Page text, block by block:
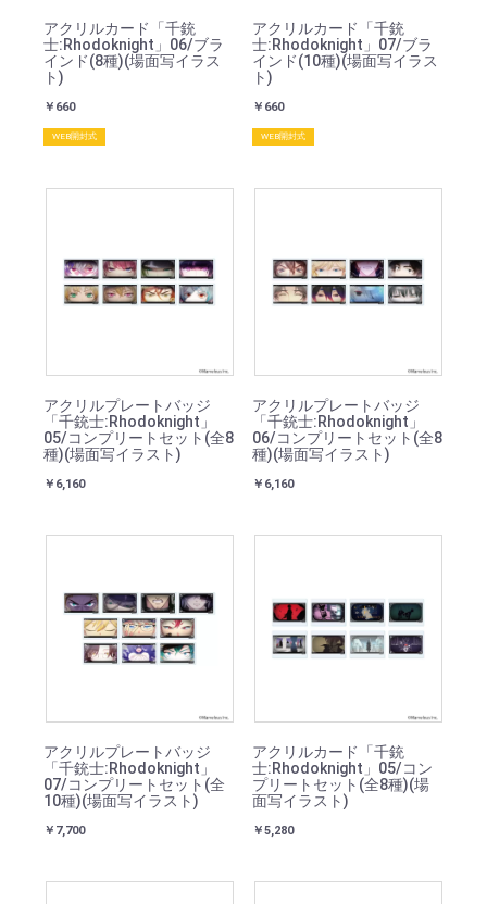
アクリルカード「千銃
士:Rhodoknight」06/ブラ
インド(8種)(場面写イラス
ト)
￥660
WEB開封式
アクリルカード「千銃
士:Rhodoknight」07/ブラ
インド(10種)(場面写イラス
ト)
￥660
WEB開封式
アクリルプレートバッジ
「千銃士:Rhodoknight」
05/コンプリートセット(全8
種)(場面写イラスト)
￥6,160
アクリルプレートバッジ
「千銃士:Rhodoknight」
06/コンプリートセット(全8
種)(場面写イラスト)
￥6,160
アクリルプレートバッジ
「千銃士:Rhodoknight」
07/コンプリートセット(全
10種)(場面写イラスト)
￥7,700
アクリルカード「千銃
士:Rhodoknight」05/コン
プリートセット(全8種)(場
面写イラスト)
￥5,280